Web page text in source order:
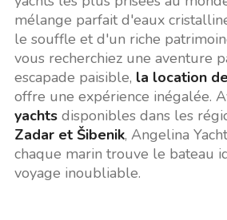
mélange parfait d'eaux
le souffle et d'un riche
vous recherchiez une aventure
escapade paisible, la location
offre une expérience inégalée.
yachtsdisponibles dans les
Zadar et Šibenik, Angelina
chaque marin trouve le bateau
voyage inoubliable.